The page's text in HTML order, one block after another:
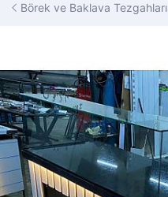
Börek ve Baklava Tezgahları